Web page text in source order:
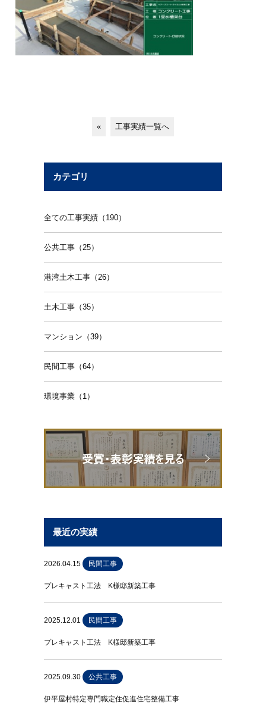
« 工事実績一覧へ
カテゴリ
全ての工事実績（190）
公共工事（25）
港湾土木工事（26）
土木工事（35）
マンション（39）
民間工事（64）
環境事業（1）
最近の実績
2026.04.15 民間工事
プレキャスト工法 K様邸新築工事
2025.12.01 民間工事
プレキャスト工法 K様邸新築工事
2025.09.30 公共工事
伊平屋村特定専門職定住促進住宅整備工事